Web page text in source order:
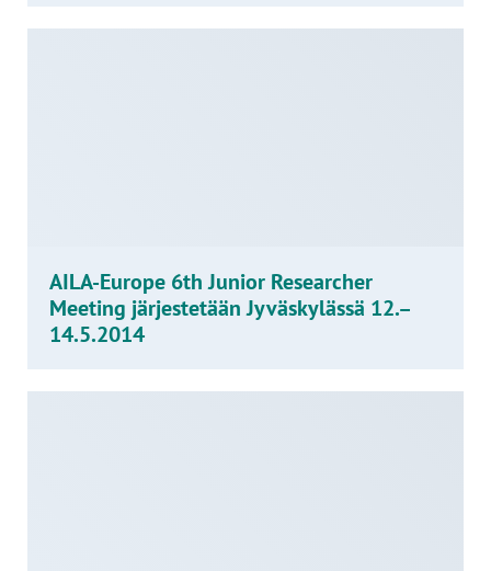
AILA-Europe 6th Junior Researcher
Meeting järjestetään Jyväskylässä 12.–
14.5.2014